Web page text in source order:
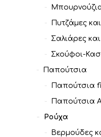
Πυτζάμες
Σαλιάρες
Σκούφοι-
Παπούτσια
Παπούτσια
Παπούτσια
Ρούχα
Βερμούδες